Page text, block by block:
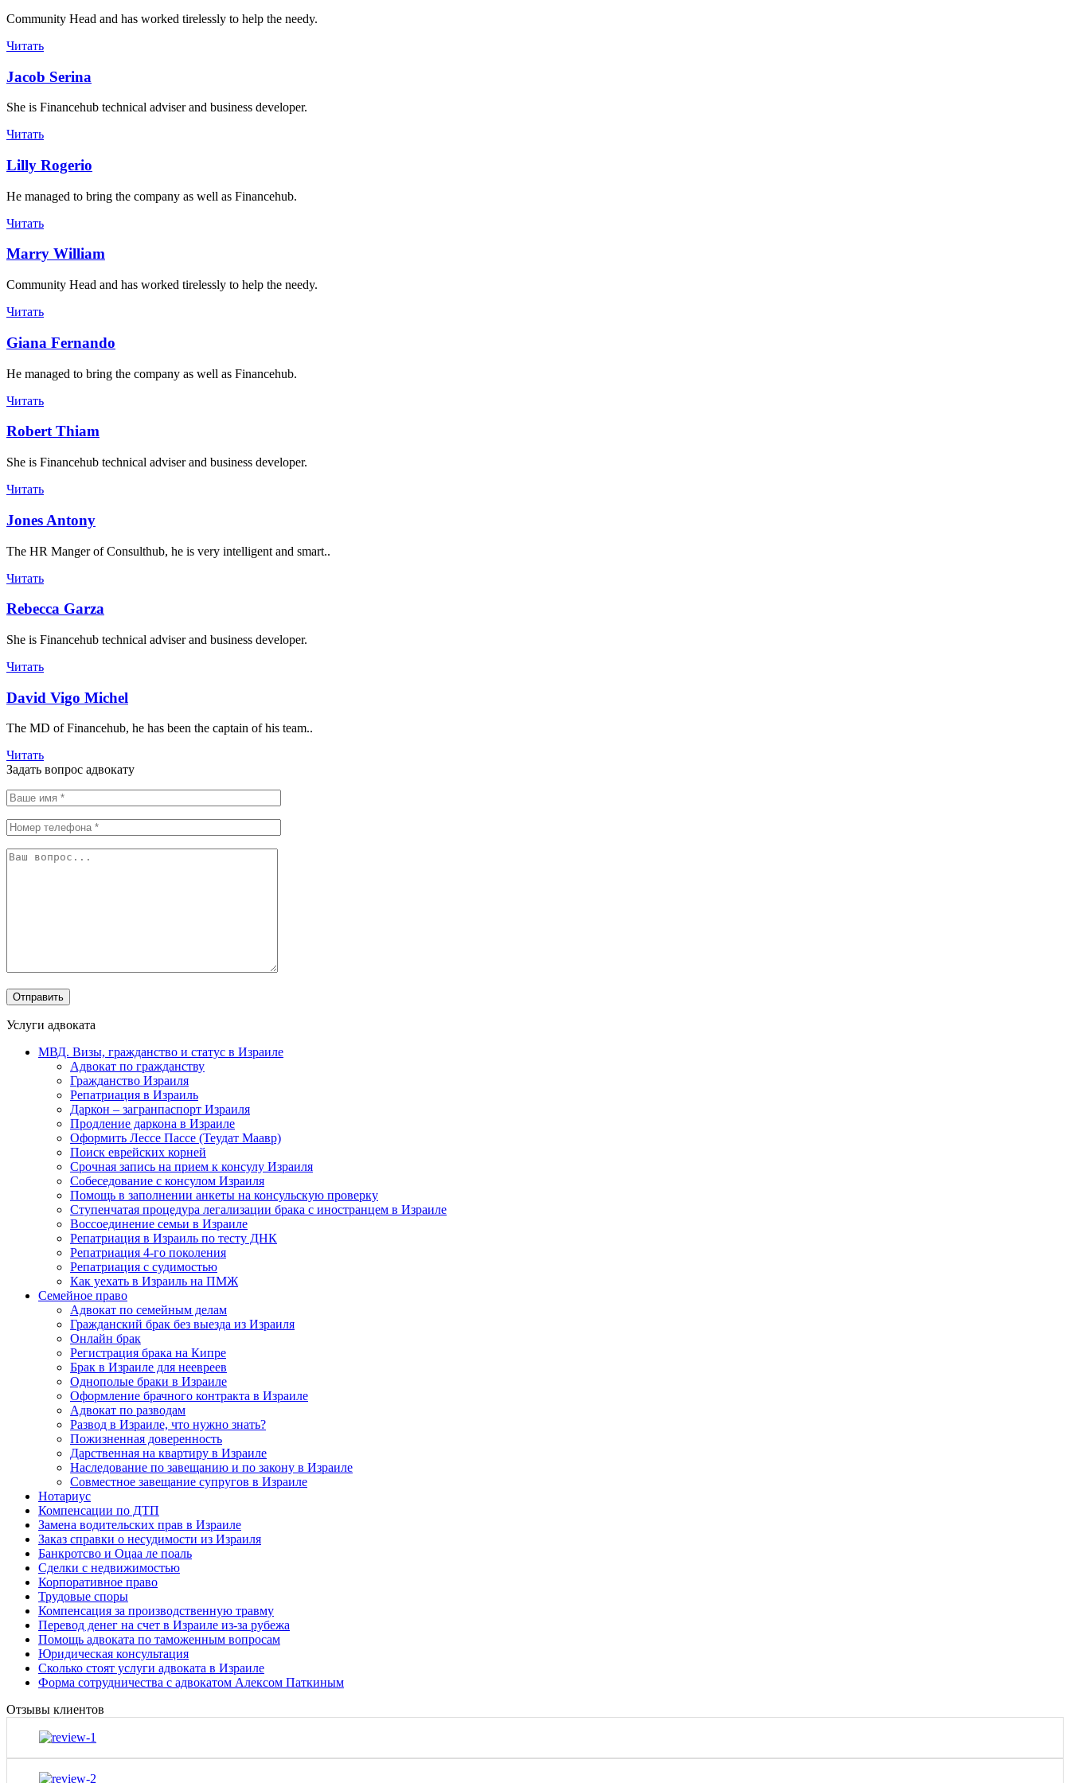
Community Head and has worked tirelessly to help the needy.
Читать
Jacob Serina
She is Financehub technical adviser and business developer.
Читать
Lilly Rogerio
He managed to bring the company as well as Financehub.
Читать
Marry William
Community Head and has worked tirelessly to help the needy.
Читать
Giana Fernando
He managed to bring the company as well as Financehub.
Читать
Robert Thiam
She is Financehub technical adviser and business developer.
Читать
Jones Antony
The HR Manger of Consulthub, he is very intelligent and smart..
Читать
Rebecca Garza
She is Financehub technical adviser and business developer.
Читать
David Vigo Michel
The MD of Financehub, he has been the captain of his team..
Читать
Задать вопрос адвокату
Услуги адвоката
МВД. Визы, гражданство и статус в Израиле
Адвокат по гражданству
Гражданство Израиля
Репатриация в Израиль
Даркон – загранпаспорт Израиля
Продление даркона в Израиле
Оформить Лессе Пассе (Теудат Маавр)
Поиск еврейских корней
Срочная запись на прием к консулу Израиля
Собеседование с консулом Израиля
Помощь в заполнении анкеты на консульскую проверку
Ступенчатая процедура легализации брака с иностранцем в Израиле
Воссоединение семьи в Израиле
Репатриация в Израиль по тесту ДНК
Репатриация 4-го поколения
Репатриация с судимостью
Как уехать в Израиль на ПМЖ
Семейное право
Адвокат по семейным делам
Гражданский брак без выезда из Израиля
Онлайн брак
Регистрация брака на Кипре
Брак в Израиле для неевреев
Однополые браки в Израиле
Оформление брачного контракта в Израиле
Адвокат по разводам
Развод в Израиле, что нужно знать?
Пожизненная доверенность
Дарственная на квартиру в Израиле
Наследование по завещанию и по закону в Израиле
Совместное завещание супругов в Израиле
Нотариус
Компенсации по ДТП
Замена водительских прав в Израиле
Заказ справки о несудимости из Израиля
Банкротсво и Оцаа ле поаль
Сделки с недвижимостью
Корпоративное право
Трудовые споры
Компенсация за производственную травму
Перевод денег на счет в Израиле из-за рубежа
Помощь адвоката по таможенным вопросам
Юридическая консультация
Сколько стоят услуги адвоката в Израиле
Форма сотрудничества с адвокатом Алексом Паткиным
Отзывы клиентов